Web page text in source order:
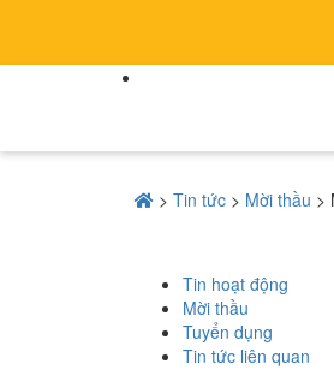
> Tin tức > Mời thầu >
Tin hoạt động
Mời thầu
Tuyển dụng
Tin tức liên quan